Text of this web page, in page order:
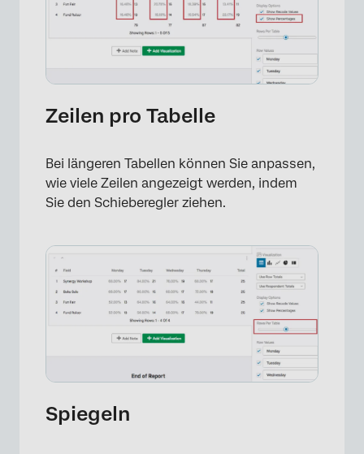
×
Zeilen pro Tabelle
Bei längeren Tabellen können Sie anpassen,
wie viele Zeilen angezeigt werden, indem
Sie den Schieberegler ziehen.
Spiegeln